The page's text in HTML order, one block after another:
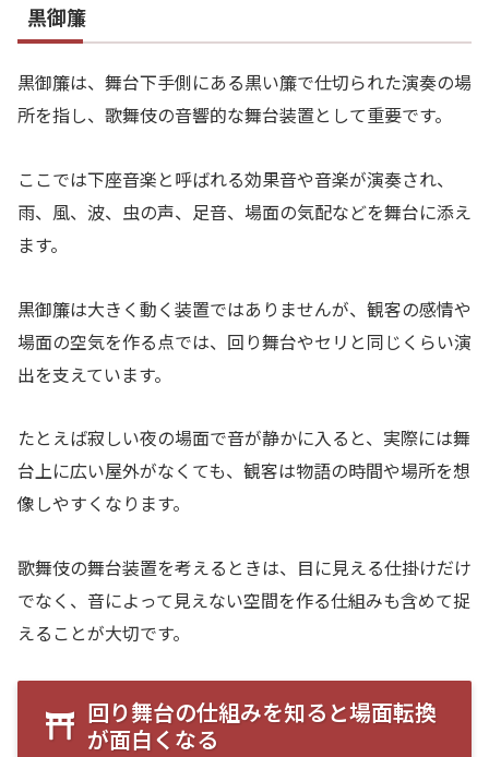
黒御簾
黒御簾は、舞台下手側にある黒い簾で仕切られた演奏の場
所を指し、歌舞伎の音響的な舞台装置として重要です。
ここでは下座音楽と呼ばれる効果音や音楽が演奏され、
雨、風、波、虫の声、足音、場面の気配などを舞台に添え
ます。
黒御簾は大きく動く装置ではありませんが、観客の感情や
場面の空気を作る点では、回り舞台やセリと同じくらい演
出を支えています。
たとえば寂しい夜の場面で音が静かに入ると、実際には舞
台上に広い屋外がなくても、観客は物語の時間や場所を想
像しやすくなります。
歌舞伎の舞台装置を考えるときは、目に見える仕掛けだけ
でなく、音によって見えない空間を作る仕組みも含めて捉
えることが大切です。
回り舞台の仕組みを知ると場面転換
が面白くなる